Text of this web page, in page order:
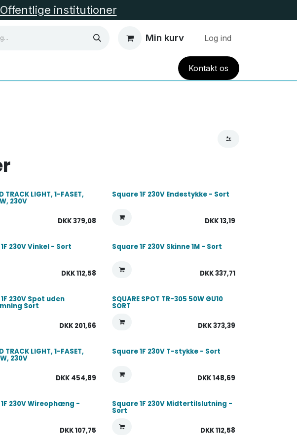
Offentlige institutioner
Min kurv Log ind
HUS OG HAVE TILBUD
Kontaktos
TRACK LIGHT, 1-FASET,
230V
DKK379,08
Square 1F 230V Endestykke - Sort
DKK13,19
230V Vinkel - Sort
DKK112,58
Square 1F 230V Skinne 1M - Sort
DKK337,71
230V Spot uden
Sort
DKK 201,66
SQUARE SPOT TR-305 50W GU10
SORT
DKK373,39
TRACK LIGHT, 1-FASET,
230V
DKK 454,89
Square 1F 230V T-stykke - Sort
DKK148,69
230V Wireophæng -
DKK107,75
Square 1F 230V Midtertilslutning -
Sort
DKK112,58